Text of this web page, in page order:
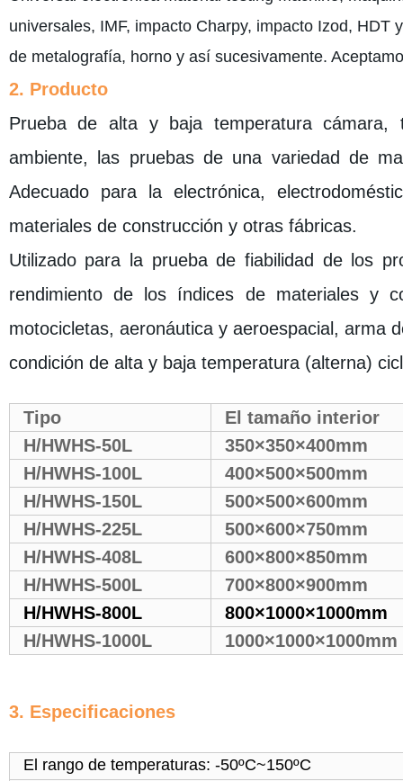
universales, IMF, impacto Charpy, impacto Izod,
de metalografía, horno y así sucesivamente.
2. Producto
Prueba de alta y baja temperatura cámara,
ambiente, las pruebas de una variedad de
Adecuado para la electrónica,
materiales de construcción y otras fábricas.
Utilizado para la prueba de fiabilidad de los
rendimiento de los índices de materiales y
motocicletas, aeronáutica y aeroespacial, arma
condición de alta y baja temperatura (alterna)
Tipo
El tamaño interior
H/HWHS-50L
350×350×400mm
H/HWHS-100L
400×500×500mm
H/HWHS-150L
500×500×600mm
H/HWHS-225L
500×600×750mm
H/HWHS-408L
600×800×850mm
H/HWHS-500L
700×800×900mm
H/HWHS-800L
800×1000×1000mm
H/HWHS-1000L
1000×1000×1000mm
3. Especificaciones
El rango de temperaturas: -50ºC~150ºC